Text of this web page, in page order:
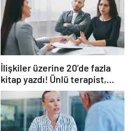
İlişkiler üzerine 20’de fazla
kitap yazdı! Ünlü terapist,
boşanmaların gerçek
suçlularını açıklıyor